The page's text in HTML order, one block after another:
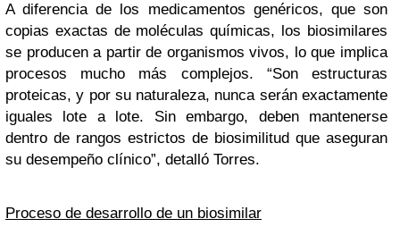
A diferencia de los medicamentos genéricos, que son
copias exactas de moléculas químicas, los biosimilares
se producen a partir de organismos vivos, lo que implica
procesos mucho más complejos. “Son estructuras
proteicas, y por su naturaleza, nunca serán exactamente
iguales lote a lote. Sin embargo, deben mantenerse
dentro de rangos estrictos de biosimilitud que aseguran
su desempeño clínico”, detalló Torres.
Proceso de desarrollo de un biosimilar